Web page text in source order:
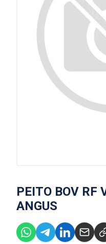
PEITO BOV RF
ANGUS